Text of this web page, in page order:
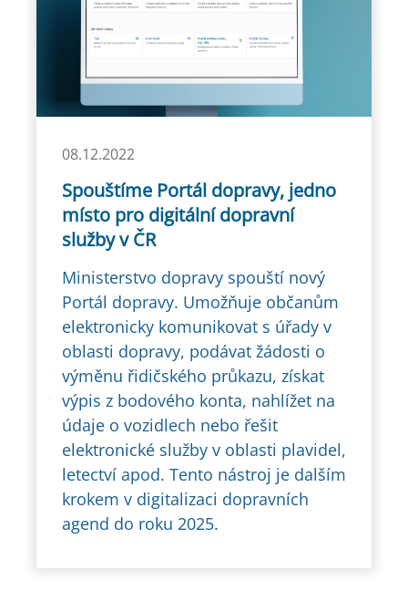
08.12.2022
Spouštíme Portál dopravy, jedno
místo pro digitální dopravní
služby v ČR
Ministerstvo dopravy spouští nový
Portál dopravy. Umožňuje občanům
elektronicky komunikovat s úřady v
oblasti dopravy, podávat žádosti o
výměnu řidičského průkazu, získat
výpis z bodového konta, nahlížet na
údaje o vozidlech nebo řešit
elektronické služby v oblasti plavidel,
letectví apod. Tento nástroj je dalším
krokem v digitalizaci dopravních
agend do roku 2025.